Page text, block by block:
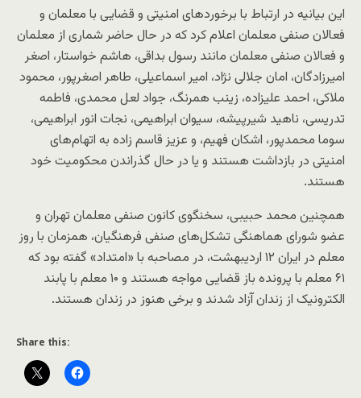
این بیانیه در ارتباط با برخوردهای امنیتی و قضایی با معلمان و
فعالان صنفی معلمان اعلام کرد که در حال حاضر شماری از معلمان
و فعالان صنفی معلمان مانند رسول بداقی، هاشم خواستار، اصغر
امیرزادگان، امان جلالی نژاد، امیر اسماعیلی، طاهر اصغرپور، محمود
ملاکی، احمد علیزاده، زینب همرنگ، جواد لعل محمدی، فاطمه
تدریسی، ناهید شیرپیشه، سیوان ابراهیمی، نجات انور ابراهیمی،
سوما محمدپور، اشکان فهیم، و عزیز قاسم زاده به اتهام‌های
امنیتی در بازداشت هستند و یا در حال گذراندن محکومیت خود
هستند.
همچنین محمد حبیبی، سخنگوی کانون صنفی معلمان تهران و
عضو شورای هماهنگی تشکل‌های صنفی فرهنگیان، همزمان با روز
معلم در ایران ۱۲ اردیبهشت، در مصاحبه با «امتداد» گفته بود که
۶۱ معلم با پرونده باز قضایی مواجه هستند و ۱۰ معلم با پابند
الکترونیک از زندان آزاد شدند و برخی هنوز در زندان هستند.
Share this: